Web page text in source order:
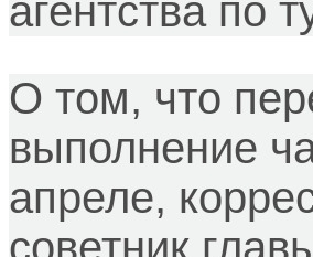
агентства по
О том, что
выполнение
апреле,
советник